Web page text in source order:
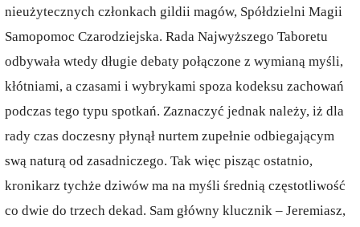
nieużytecznych członkach gildii magów, Spółdzielni Magii
Samopomoc Czarodziejska. Rada Najwyższego Taboretu
odbywała wtedy długie debaty połączone z wymianą myśli,
kłótniami, a czasami i wybrykami spoza kodeksu zachowań
podczas tego typu spotkań. Zaznaczyć jednak należy, iż dla
rady czas doczesny płynął nurtem zupełnie odbiegającym
swą naturą od zasadniczego. Tak więc pisząc ostatnio,
kronikarz tychże dziwów ma na myśli średnią częstotliwość
co dwie do trzech dekad. Sam główny klucznik – Jeremiasz,